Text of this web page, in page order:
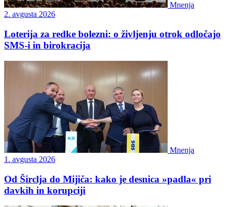
Mnenja
2. avgusta 2026
Loterija za redke bolezni: o življenju otrok odločajo
SMS-i in birokracija
Mnenja
1. avgusta 2026
Od Širclja do Mijiča: kako je desnica »padla« pri
davkih in korupciji